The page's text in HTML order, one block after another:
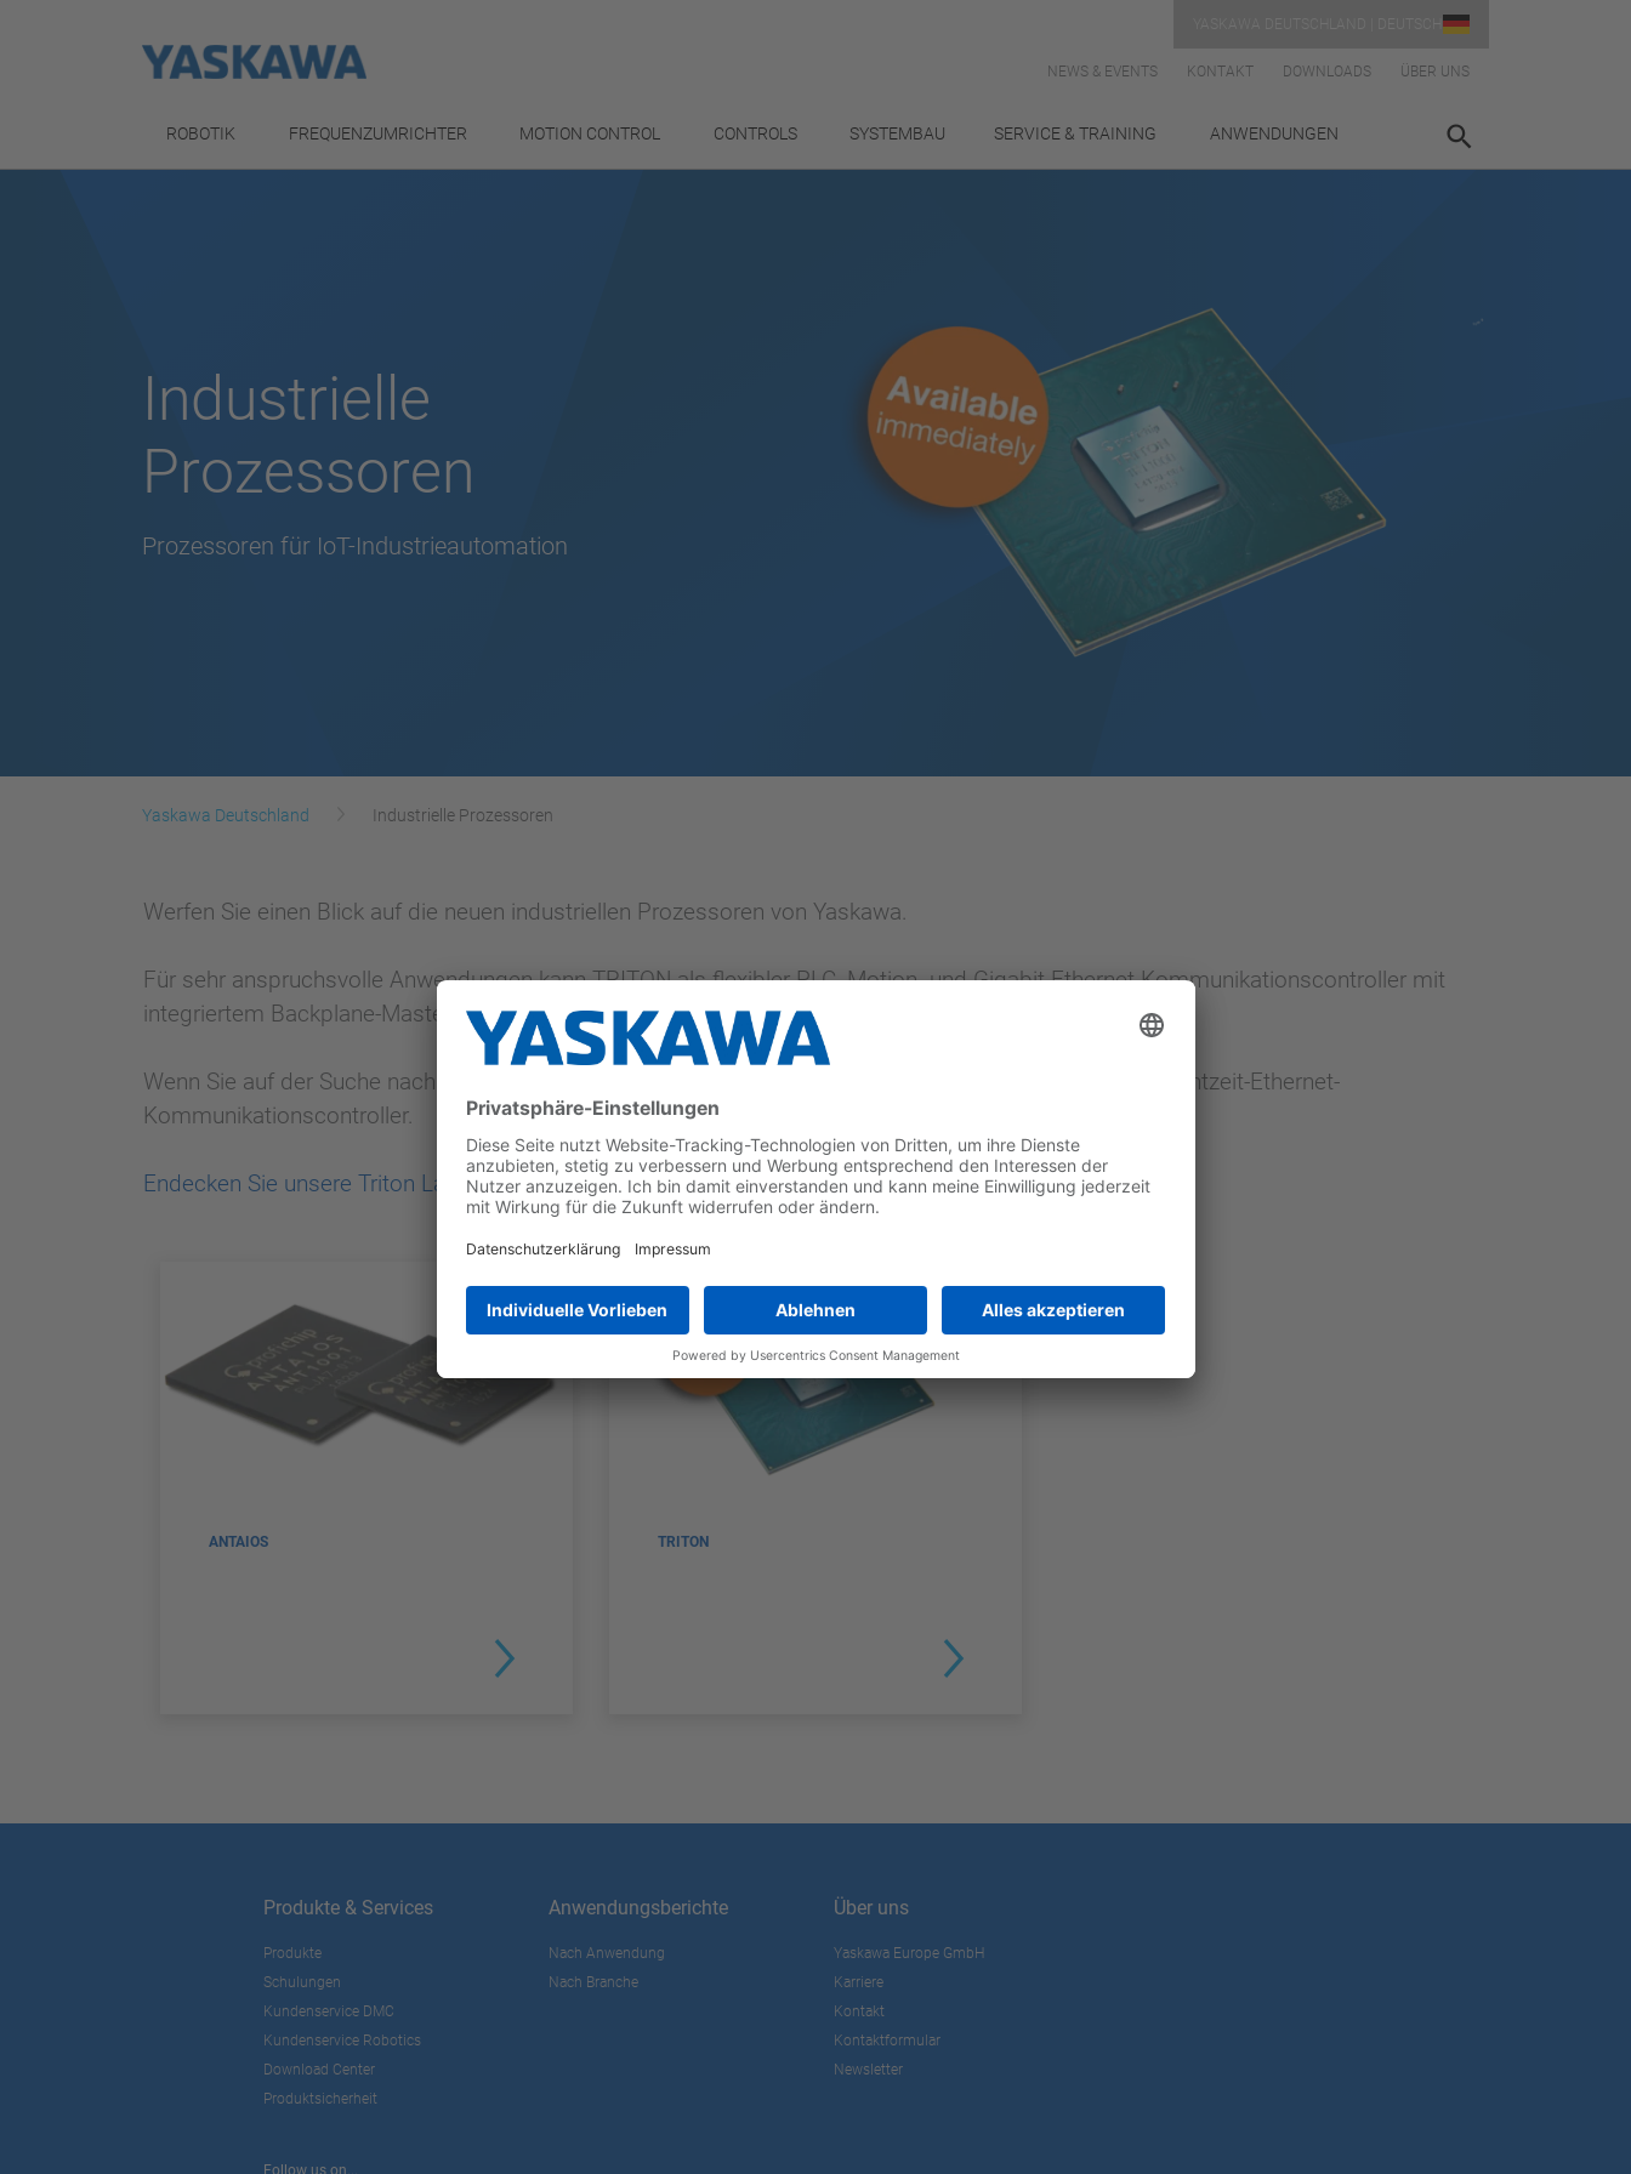
NEWS & EVENTS KONTAKT DOWNLOADS ÜBER UNS
ROBOTIK FREQUENZUMRICHTER MOTION CONTROL CONTROLS SYSTEMBAU SERVICE & TRAINING ANWENDUNGEN
Industrielle
Prozessoren
Prozessoren für IoT-Industrieautomation
Yaskawa Deutschland Industrielle Prozessoren
Werfen Sie einen Blick auf die neuen industriellen Prozessoren von Yaskawa.
Für sehr anspruchsvolle Anwendungen kann TRITON als flexibler PLC, Motion- und Gigabit-Ethernet-Kommunikationscontroller mit
integriertem Backplane-Master eingesetzt werden.
Wenn Sie auf der Suche nach einer schlanken Lösung sind, bietet unser ANTAIOS einen Multiprotokoll-Echtzeit-Ethernet-
Kommunikationscontroller.
Endecken Sie unsere Triton Landingpage
ANTAIOS TRITON
Produkte & Services
Produkte
Schulungen
Kundenservice DMC
Kundenservice Robotics
Download Center
Produktsicherheit
Anwendungsberichte
Nach Anwendung
Nach Branche
Über uns
Yaskawa Europe GmbH
Karriere
Kontakt
Kontaktformular
Newsletter